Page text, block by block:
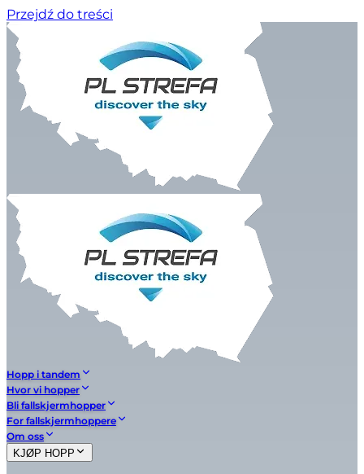
Przejdź do treści
Hopp i tandem
Hvor vi hopper
Bli fallskjermhopper
For fallskjermhoppere
Om oss
KJØP HOPP